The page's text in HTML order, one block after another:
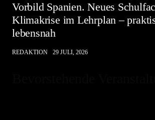
Vorbild Spanien. Neues
Klimakrise im Lehrplan –
lebensnah
REDAKTION 29 JULI, 2026